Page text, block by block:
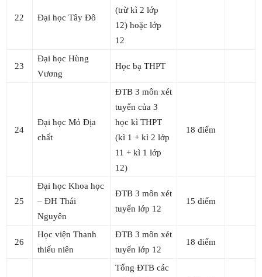
22 Đại học Tây Đô
(trừ kì 2 lớp
12) hoặc lớp
12
23
Đại học Hùng
Vương
Học bạ THPT
24
Đại học Mỏ Địa
chất
ĐTB 3 môn xét
tuyển của 3
học kì THPT
(kì 1 + kì 2 lớp
11 + kì 1 lớp
12)
18 điểm
25
Đại học Khoa học
– ĐH Thái
Nguyên
ĐTB 3 môn xét
tuyển lớp 12
15 điểm
26
Học viện Thanh
thiếu niên
ĐTB 3 môn xét
tuyển lớp 12
18 điểm
Tổng ĐTB các